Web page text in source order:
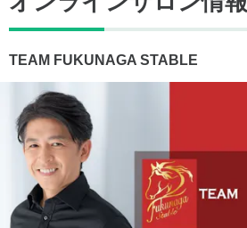
TEAM FUKUNAGA STABLE